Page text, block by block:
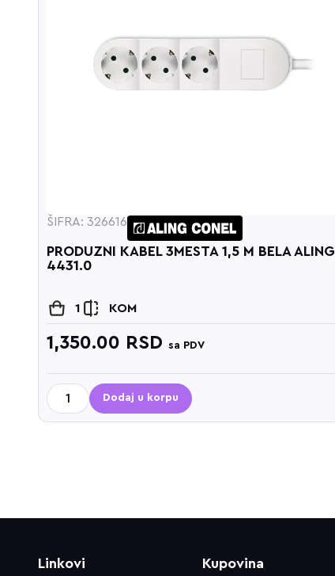
ŠIFRA: 326616
PRODUZNI KABEL 3MESTA 1,5 M BELA ALING
4431.0
1 KOM
1,350.00 RSD sa PDV
Dodaj u korpu
Linkovi Kupovina